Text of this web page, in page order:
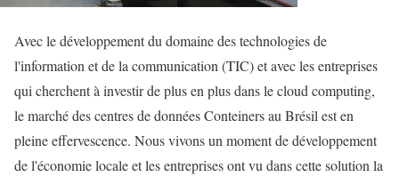
Avec le développement du domaine des technologies de
l'information et de la communication (TIC) et avec les entreprises
qui cherchent à investir de plus en plus dans le cloud computing,
le marché des centres de données Conteiners au Brésil est en
pleine effervescence. Nous vivons un moment de développement
de l'économie locale et les entreprises ont vu dans cette solution la